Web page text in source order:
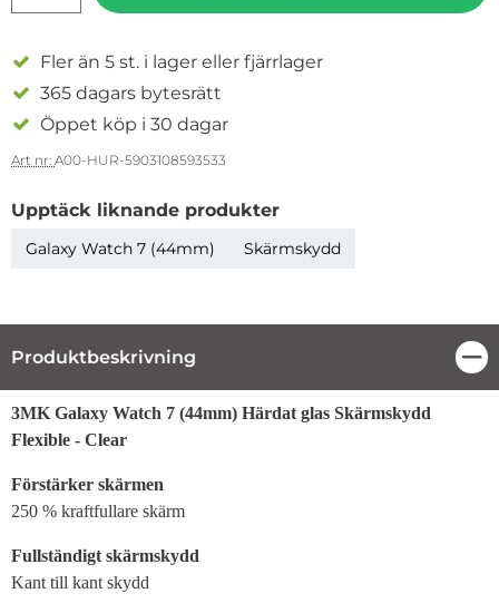
Fler än 5 st. i lager eller fjärrlager
365 dagars bytesrätt
Öppet köp i 30 dagar
Art nr: A00-HUR-5903108593533
Upptäck liknande produkter
Galaxy Watch 7 (44mm) Skärmskydd
Produktbeskrivning
Produktbeskrivning
3MK Galaxy Watch 7 (44mm) Härdat glas Skärmskydd
Flexible - Clear
Förstärker skärmen
250 % kraftfullare skärm
Fullständigt skärmskydd
Kant till kant skydd